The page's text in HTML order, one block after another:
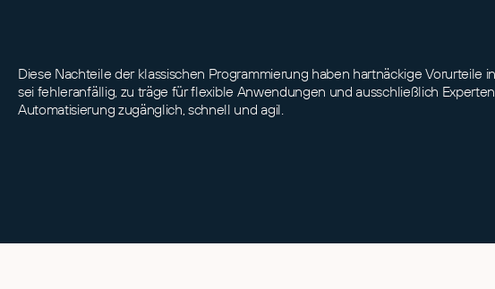
Diese Nachteile der klassischen Programmierung haben hartnäckige
sei fehleranfällig, zu träge für flexible Anwendungen und ausschließlich
Automatisierung zugänglich, schnell und agil.